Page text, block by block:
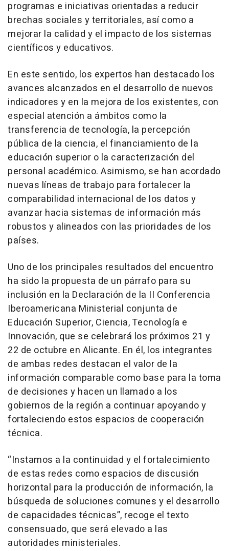
programas e iniciativas orientadas a reducir
brechas sociales y territoriales, así como a
mejorar la calidad y el impacto de los sistemas
científicos y educativos.
En este sentido, los expertos han destacado los
avances alcanzados en el desarrollo de nuevos
indicadores y en la mejora de los existentes, con
especial atención a ámbitos como la
transferencia de tecnología, la percepción
pública de la ciencia, el financiamiento de la
educación superior o la caracterización del
personal académico. Asimismo, se han acordado
nuevas líneas de trabajo para fortalecer la
comparabilidad internacional de los datos y
avanzar hacia sistemas de información más
robustos y alineados con las prioridades de los
países.
Uno de los principales resultados del encuentro
ha sido la propuesta de un párrafo para su
inclusión en la Declaración de la II Conferencia
Iberoamericana Ministerial conjunta de
Educación Superior, Ciencia, Tecnología e
Innovación, que se celebrará los próximos 21 y
22 de octubre en Alicante. En él, los integrantes
de ambas redes destacan el valor de la
información comparable como base para la toma
de decisiones y hacen un llamado a los
gobiernos de la región a continuar apoyando y
fortaleciendo estos espacios de cooperación
técnica.
“Instamos a la continuidad y el fortalecimiento
de estas redes como espacios de discusión
horizontal para la producción de información, la
búsqueda de soluciones comunes y el desarrollo
de capacidades técnicas”, recoge el texto
consensuado, que será elevado a las
autoridades ministeriales.